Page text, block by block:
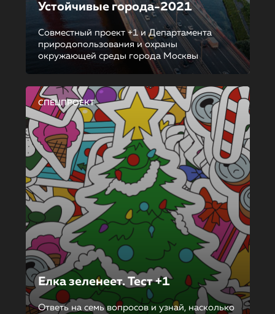
Устойчивые города-2021
Совместный проект +1 и Департамента
природопользования и охраны
окружающей среды города Москвы
СПЕЦПРОЕКТ
Елка зеленеет. Тест +1
Ответь на семь вопросов и узнай, насколько